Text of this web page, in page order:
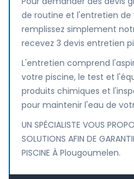
de routine et l'entretien
remplissez simplement
recevez 3 devis entretien
L'entretien comprend
votre piscine, le test et
produits chimiques et
pour maintenir l'eau de
UN SPÉCIALISTE VOUS
SOLUTIONS AFIN DE
PISCINE À Plougoumelen.